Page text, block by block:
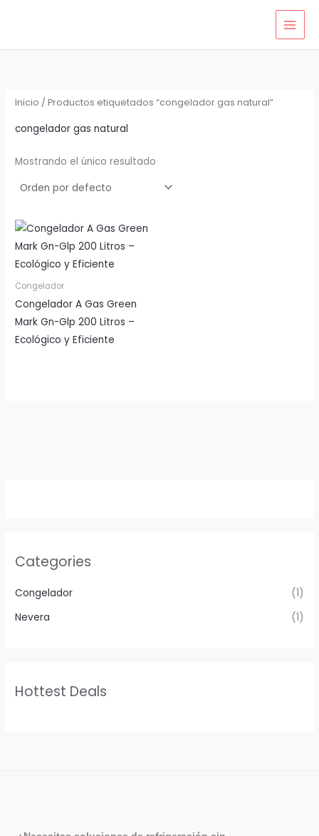
Categories
Congelador
(1)
Nevera
(1)
Hottest Deals
Inicio / Productos etiquetados “congelador gas natural”
congelador gas natural
Mostrando el único resultado
Congelador
Congelador A Gas Green
Mark Gn-Glp 200 Litros –
Ecológico y Eficiente